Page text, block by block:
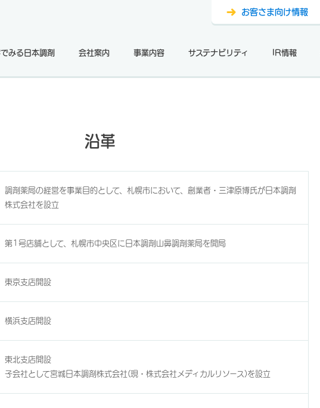
みる日本調剤 会社案内 事業内容 サステナビリティ IR情報
お客さま向け情報
沿革
調剤薬局の経営を事業目的として、札幌市において、創業者・三津原博氏が日本調剤
株式会社を設立
第1号店舗として、札幌市中央区に日本調剤山鼻調剤薬局を開局
東京支店開設
横浜支店開設
東北支店開設
子会社として宮城日本調剤株式会社(現・株式会社メディカルリソース)を設立